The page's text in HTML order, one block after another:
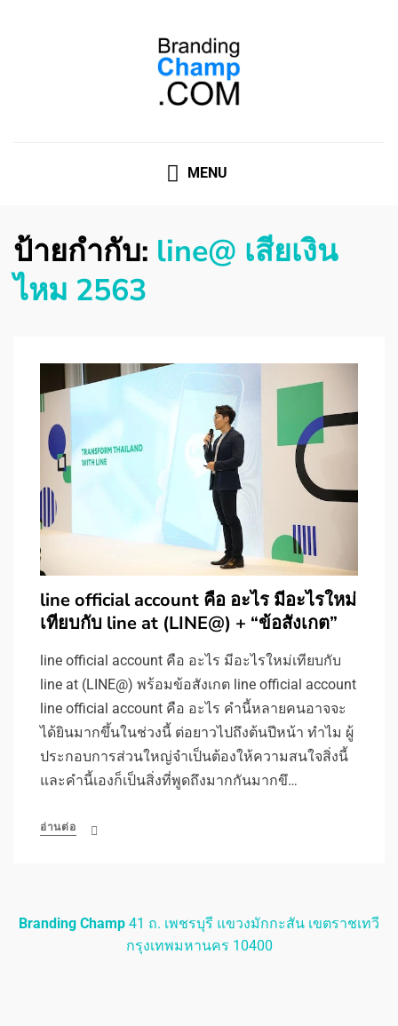
MENU
ป้ายกำกับ: line@ เสียเงิน
ไหม 2563
line official account คือ อะไร มีอะไรใหม่
เทียบกับ line at (LINE@) + “ข้อสังเกต”
line official account คือ อะไร มีอะไรใหม่เทียบกับ
line at (LINE@) พร้อมข้อสังเกต line official account
line official account คือ อะไร คำนี้หลายคนอาจจะ
ได้ยินมากขึ้นในช่วงนี้ ต่อยาวไปถึงต้นปีหน้า ทำไม ผู้
ประกอบการส่วนใหญ่จำเป็นต้องให้ความสนใจสิ่งนี้
และคำนี้เองก็เป็นสิ่งที่พูดถึงมากกันมากขึ…
อ่านต่อ
Branding Champ 41 ถ. เพชรบุรี แขวงมักกะสัน เขตราชเทวี
กรุงเทพมหานคร 10400